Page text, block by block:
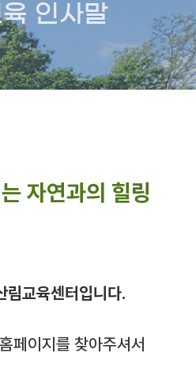
인사말
자연과의 힐링
림교육센터입니다.
페이지를 찾아주셔서